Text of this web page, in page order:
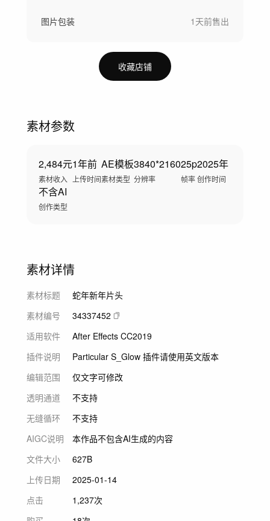
图片包装 1天前售出
收藏店铺
素材参数
2,484元
素材收入
1年前
上传时间
AE模板
素材类型
3840*2160
分辨率
25p
帧率
2025年
创作时间
不含AI
创作类型
素材详情
素材标题
蛇年新年片头
素材编号
34337452
适用软件
After Effects CC2019
插件说明
Particular S_Glow 插件请使用英文版本
编辑范围
仅文字可修改
透明通道
不支持
无缝循环
不支持
AIGC说明
本作品不包含AI生成的内容
文件大小
627B
上传日期
2025-01-14
点击
1,237次